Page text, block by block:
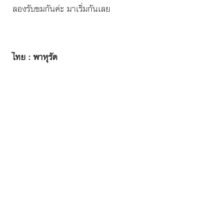
ลองรับชมกันค่ะ มาเริ่มกันเลย
ไทย : พาหุรัด